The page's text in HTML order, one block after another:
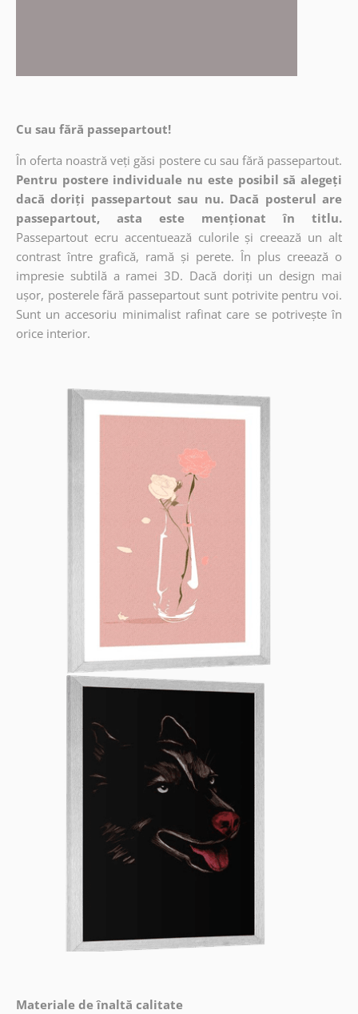
Cu sau fără passepartout!
În oferta noastră veți găsi postere cu sau fără passepartout.
Pentru postere individuale nu este posibil să alegeți
dacă doriți passepartout sau nu. Dacă posterul are
passepartout, asta este menționat în titlu.
Passepartout ecru accentuează culorile și creează un alt
contrast între grafică, ramă și perete. În plus creează o
impresie subtilă a ramei 3D. Dacă doriți un design mai
ușor, posterele fără passepartout sunt potrivite pentru voi.
Sunt un accesoriu minimalist rafinat care se potrivește în
orice interior.
Materiale de înaltă calitate